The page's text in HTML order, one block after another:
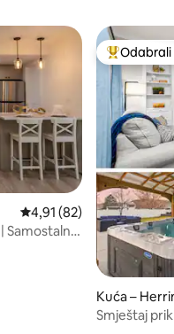
„Odabrali gosti”
Prosječna ocjena: 4,91/
4,91 (82)
Samostalna
Među
Kuća –
Smještaj